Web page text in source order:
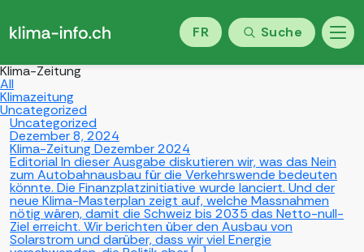
FR Suche
Klima-Zeitung
All
Klimazeitung
Uncategorized
Uncategorized
Dezember 8, 2024
Klima-Zeitung Dezember 2024
Editorial In dieser Ausgabe diskutieren wir, was das Nein
zum Autobahnausbau für die Verkehrswende bedeuten
könnte. Die Finanzplatzinitiative wurde lanciert. Und der
neue Klima-Masterplan zeigt auf, welche Massnahmen
nötig wären, damit die Schweiz bis 2035 das Netto-null-
Ziel erreicht. Wir berichten über den Ausbau von
Solarstrom und darüber, dass wir viel Energie